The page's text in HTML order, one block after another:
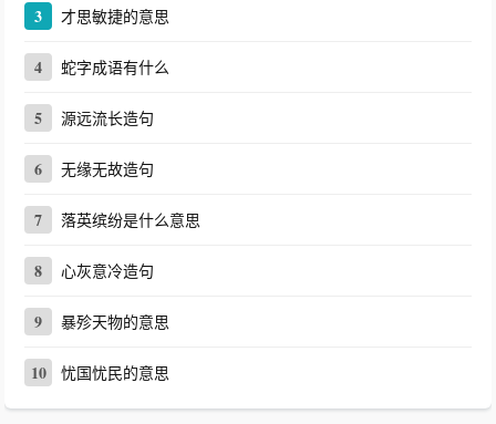
3 才思敏捷的意思
4 蛇字成语有什么
5 源远流长造句
6 无缘无故造句
7 落英缤纷是什么意思
8 心灰意冷造句
9 暴殄天物的意思
10 忧国忧民的意思